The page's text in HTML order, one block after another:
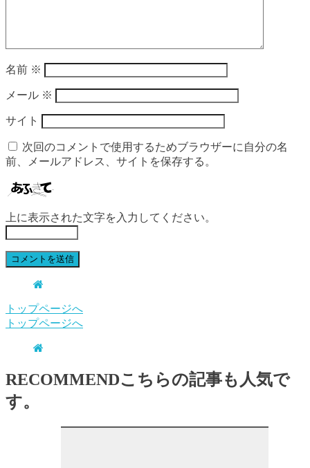
名前 ※
メール ※
サイト
次回のコメントで使用するためブラウザーに自分の名
前、メールアドレス、サイトを保存する。
上に表示された文字を入力してください。
トップページへ
トップページへ
RECOMMENDこちらの記事も人気で
す。